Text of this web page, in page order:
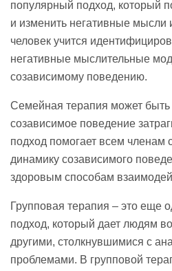
популярный подход, который
и изменить негативные
человек учится
негативные мыслительные
созависимому поведению.
Семейная терапия может быть
созависимое поведение
подход помогает всем членам
динамику созависимого
здоровым способам
Групповая терапия – это еще
подход, который дает людям
другими, столкнувшимися с
проблемами. В групповой